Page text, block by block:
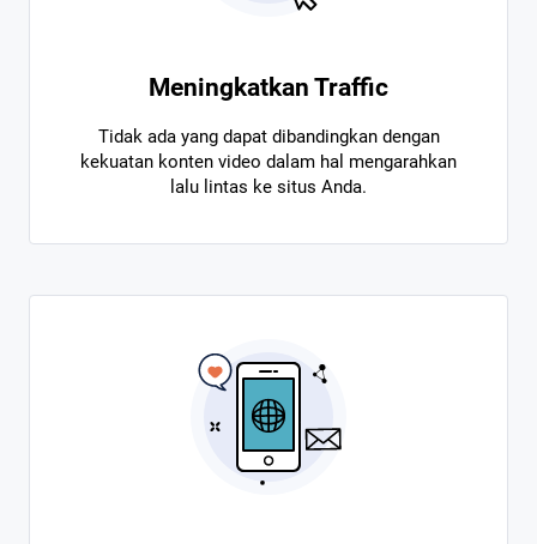
Meningkatkan Traffic
Tidak ada yang dapat dibandingkan dengan
kekuatan konten video dalam hal mengarahkan
lalu lintas ke situs Anda.